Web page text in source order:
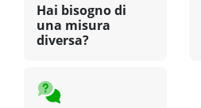
Hai bisogno di
una misura
diversa?